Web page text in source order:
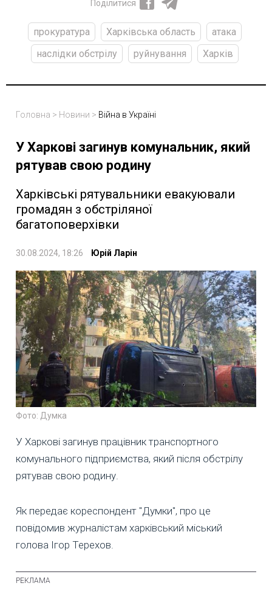
Поділитися
прокуратура Харківська область
атака
наслідки обстрілу
руйнування Харків
Головна > Новини > Війна в Україні
У Харкові загинув комунальник, який
рятував свою родину
Харківські рятувальники евакуювали
громадян з обстріляної
багатоповерхівки
30.08.2024, 18:26 Юрій Ларін
Фото: Думка
У Харкові загинув працівник транспортного
комунального підприємства, який після обстрілу
рятував свою родину.
Як передає кореспондент "Думки", про це
повідомив журналістам харківський міський
голова Ігор Терехов.